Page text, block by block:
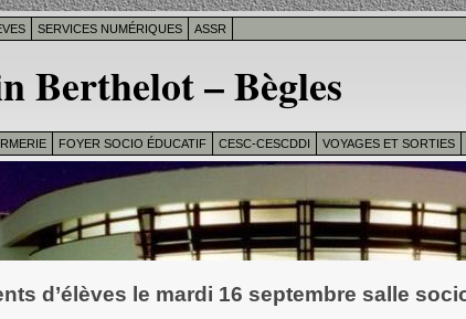
SERVICES NUMÉRIQUES ASSR
Berthelot – Bègles
FOYER SOCIO ÉDUCATIF CESC-CESCDDI VOYAGES ET SORTIES
d’élèves le mardi 16 septembre salle